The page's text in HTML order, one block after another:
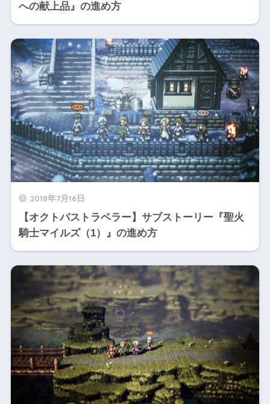
への献上品』の進め方
2018年7月16日
【オクトパストラベラー】サブストーリー『聖火
騎士マイルズ（1）』の進め方